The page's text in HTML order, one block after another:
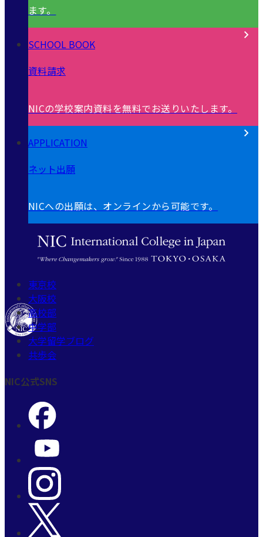
ます。
SCHOOL BOOK
資料請求
NICの学校案内資料を無料でお送りいたします。
APPLICATION
ネット出願
NICへの出願は、オンラインから可能です。
東京校
大阪校
高校部
中学部
大学留学ブログ
共歩会
NIC公式SNS